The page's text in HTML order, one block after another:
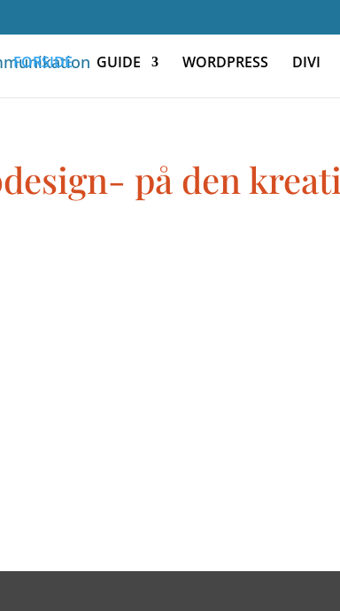
FORSIDE GUIDE WORDPRESS DIVI
på den